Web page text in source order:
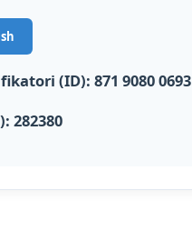
(ID): 871 9080 0693
282380